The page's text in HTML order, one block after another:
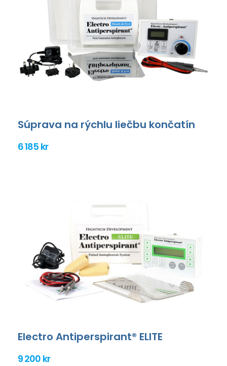
Súprava na rýchlu liečbu končatín
6 185 kr
Electro Antiperspirant® ELITE
9 200 kr